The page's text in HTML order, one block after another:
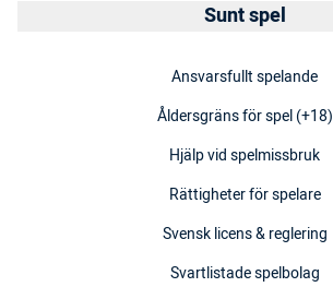
Sunt spel
Ansvarsfullt spelande
Åldersgräns för spel (+18)
Hjälp vid spelmissbruk
Rättigheter för spelare
Svensk licens & reglering
Svartlistade spelbolag